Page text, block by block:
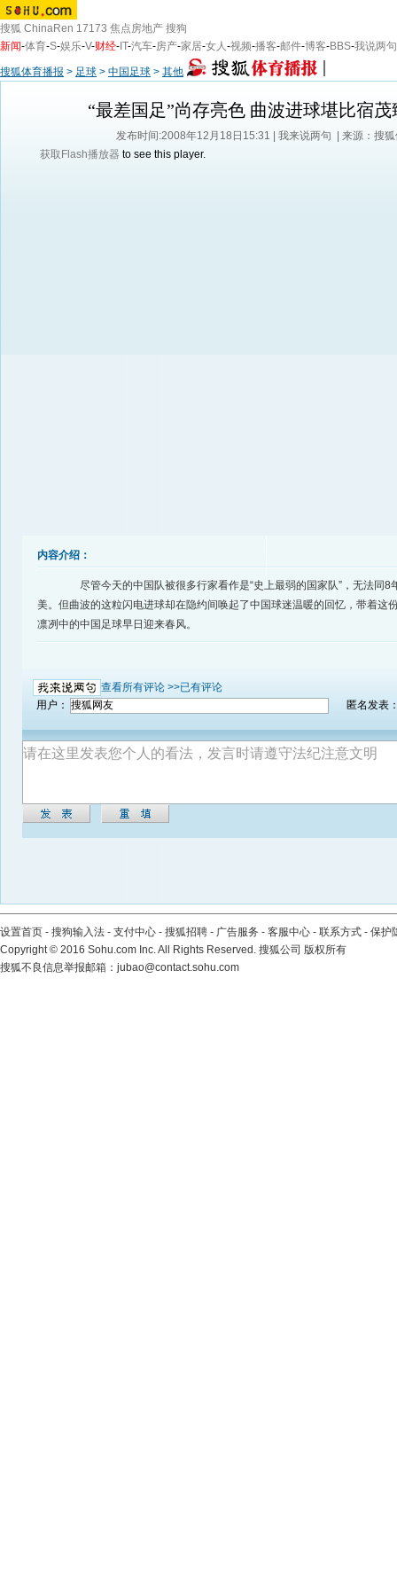
搜狐 ChinaRen 17173 焦点房地产 搜狗
新闻-体育-S-娱乐-V-财经- IT-汽车-房产-家居-女人-视频-播客-邮件-博客-BBS-我说两句
搜狐体育播报 > 足球 > 中国足球 > 其他
“最差国足”尚存亮色 曲波进球堪比宿茂
发布时间:2008年12月18日15:31 | 我来说两句
| 来源：搜
获取Flash播放器 to see this player.
内容介绍：
尽管今天的中国队被很多行家看作是“史上最弱的国家队”，无法同8
美。但曲波的这粒闪电进球却在隐约间唤起了中国球迷温暖的回忆，带着这
凛冽中的中国足球早日迎来春风。
查看所有评论 >>已有评论
用户：
匿名发表
设置首页 - 搜狗输入法 - 支付中心 - 搜狐招聘 - 广告服务 - 客服中心 - 联系方式 - 保护
Copyright© 2016 Sohu.com Inc. All Rights Reserved. 搜狐公司 版权所有
搜狐不良信息举报邮箱： jubao@contact.sohu.com